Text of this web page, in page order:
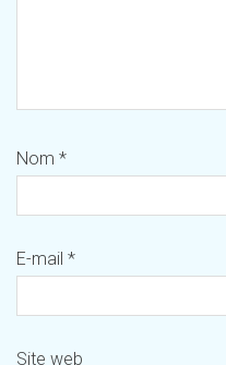
Nom *
E-mail *
Site web